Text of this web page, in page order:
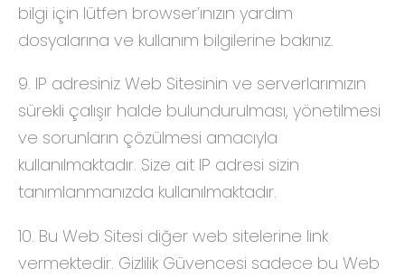
bilgi için lütfen browser’ınızın yardım
dosyalarına ve kullanım bilgilerine bakınız.
9. IP adresiniz Web Sitesinin ve serverlarımızın
sürekli çalışır halde bulundurulması, yönetilmesi
ve sorunların çözülmesi amacıyla
kullanılmaktadır. Size ait IP adresi sizin
tanımlanmanızda kullanılmaktadır.
10. Bu Web Sitesi diğer web sitelerine link
vermektedir. Gizlilik Güvencesi sadece bu Web